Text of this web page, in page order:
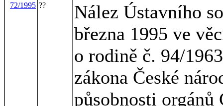
72/1995 ??
Nález Ústavního
března 1995 ve
o rodině č. 94/
zákona České
působnosti